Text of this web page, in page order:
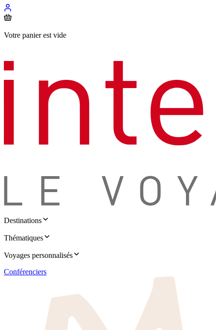
Votre panier est vide
Destinations
Thématiques
Voyages personnalisés
Conférenciers